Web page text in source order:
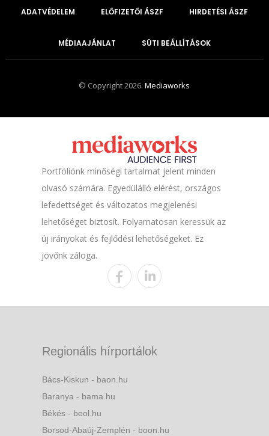
ADATVÉDELEM ELŐFIZETŐI ÁSZF HIRDETÉSI ÁSZF
MÉDIAAJÁNLAT SÜTI BEÁLLÍTÁSOK
© Copyright 2026.Mediaworks
Portfóliónk minőségi tartalmat jelent minden
olvasó számára. Egyedülálló elérést, országos
lefedettséget és változatos megjelenési
lehetőséget biztosít. Folyamatosan keressük az
új irányokat és fejlődési lehetőségeket. Ez
jövőnk záloga.
Regionális hírportálok
Bács-Kiskun - baon.hu
Baranya - bama.hu
Békés - beol.hu
Borsod-Abaúj-Zemplén - boon.hu